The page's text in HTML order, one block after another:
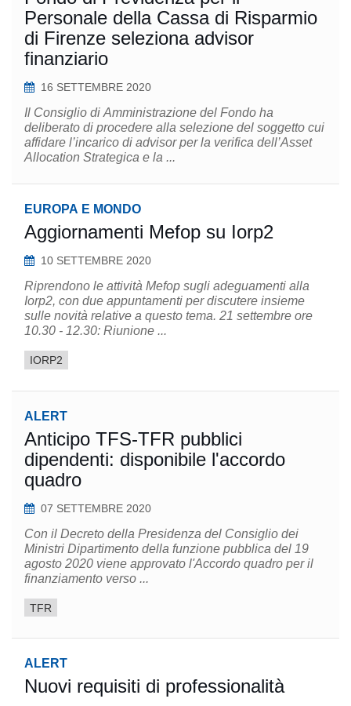
Personale della Cassa di Risparmio
di Firenze seleziona advisor
finanziario
16 SETTEMBRE 2020
Il Consiglio di Amministrazione del Fondo ha
deliberato di procedere alla selezione del soggetto cui
affidare l’incarico di advisor per la verifica dell’Asset
Allocation Strategica e la ...
EUROPA E MONDO
Aggiornamenti Mefop su Iorp2
10 SETTEMBRE 2020
Riprendono le attività Mefop sugli adeguamenti alla
Iorp2, con due appuntamenti per discutere insieme
sulle novità relative a questo tema. 21 settembre ore
10.30 - 12.30: Riunione ...
IORP2
ALERT
Anticipo TFS-TFR pubblici
dipendenti: disponibile l'accordo
quadro
07 SETTEMBRE 2020
Con il Decreto della Presidenza del Consiglio dei
Ministri Dipartimento della funzione pubblica del 19
agosto 2020 viene approvato l'Accordo quadro per il
finanziamento verso ...
TFR
ALERT
Nuovi requisiti di professionalità